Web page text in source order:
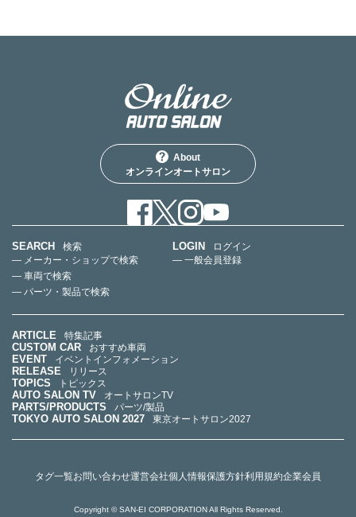
About
オンラインオートサロン
SEARCH
検索
— メーカー・ショップで検索
— 車両で検索
— パーツ・製品で検索
LOGIN
ログイン
— 一般会員登録
ARTICLE 特集記事
CUSTOM CAR おすすめ車両
EVENT イベントインフォメーション
RELEASE リリース
TOPICS トピックス
AUTO SALON TV オートサロンTV
PARTS/PRODUCTS パーツ/製品
TOKYO AUTO SALON 2027 東京オートサロン2027
タグ一覧お問い合わせ運営会社個人情報保護方針利用規約企業会員
Copyright © SAN-EI CORPORATION All Rights Reserved.